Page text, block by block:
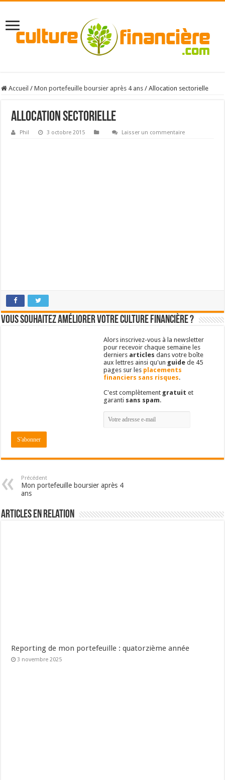
Accueil / Mon portefeuille boursier après 4 ans / Allocation sectorielle
Allocation sectorielle
Phil 3 octobre 2015 Laisser un commentaire
Vous souhaitez améliorer votre culture financière ?
Alors inscrivez-vous à la newsletter
pour recevoir chaque semaine les
derniers articles dans votre boîte
aux lettres ainsi qu'un guide de 45
pages sur les placements
financiers sans risques.
C'est complètement gratuit et
garanti sans spam.
Précédent
Mon portefeuille boursier après 4
ans
Articles en relation
Reporting de mon portefeuille : quatorzième année
3 novembre 2025